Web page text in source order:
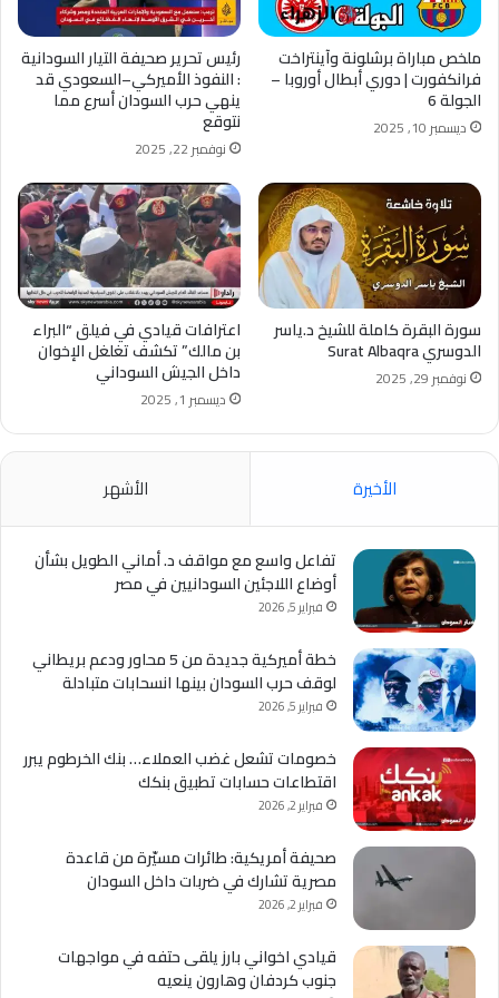
ملخص مباراة برشلونة وآينتراخت
فرانكفورت | دوري أبطال أوروبا –
الجولة 6
ديسمبر 10, 2025
رئيس تحرير صحيفة التيار السودانية
: النفوذ الأميركي–السعودي قد
ينهي حرب السودان أسرع مما
نتوقع
نوفمبر 22, 2025
سورة البقرة كاملة للشيخ د.ياسر
الدوسري Surat Albaqra
نوفمبر 29, 2025
اعترافات قيادي في فيلق “البراء
بن مالك” تكشف تغلغل الإخوان
داخل الجيش السوداني
ديسمبر 1, 2025
الأخيرة الأشهر
تفاعل واسع مع مواقف د. أماني الطويل بشأن
أوضاع اللاجئين السودانيين في مصر
فبراير 5, 2026
خطة أميركية جديدة من 5 محاور ودعم بريطاني
لوقف حرب السودان بينها انسحابات متبادلة
فبراير 5, 2026
خصومات تشعل غضب العملاء… بنك الخرطوم يبرر
اقتطاعات حسابات تطبيق بنكك
فبراير 2, 2026
صحيفة أمريكية: طائرات مسيّرة من قاعدة
مصرية تشارك في ضربات داخل السودان
فبراير 2, 2026
قيادي اخواني بارز يلقى حتفه في مواجهات
جنوب كردفان وهارون ينعيه